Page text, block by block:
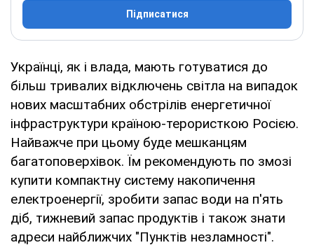
Підписатися
Українці, як і влада, мають готуватися до
більш тривалих відключень світла на випадок
нових масштабних обстрілів енергетичної
інфраструктури країною-терористкою Росією.
Найважче при цьому буде мешканцям
багатоповерхівок. Їм рекомендують по змозі
купити компактну систему накопичення
електроенергії, зробити запас води на п'ять
діб, тижневий запас продуктів і також знати
адреси найближчих "Пунктів незламності".